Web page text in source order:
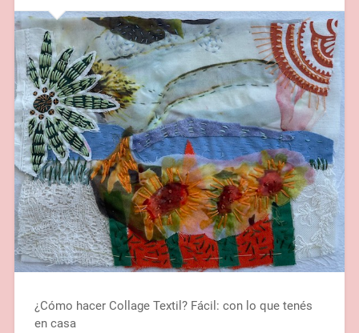
¿Cómo hacer Collage Textil? Fácil: con lo que tenés
en casa